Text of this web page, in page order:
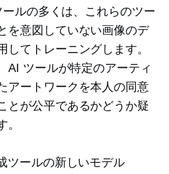
ルの多くは、これらのツー
を意図していない画像のデ
してトレーニングします。
AI ツールが特定のアーティ
アートワークを本人の同意
とが公平であるかどうか疑
。
ツールの新しいモデル